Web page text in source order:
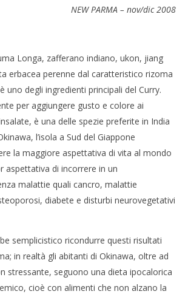
NEW PARMA – nov/dic 2008
Longa, zafferano indiano, ukon, jiang
erbacea perenne dal caratteristico rizoma
uno degli ingredienti principali del Curry.
per aggiungere gusto e colore ai
è una delle spezie preferite in India
l’isola a Sud del Giappone
la maggiore aspettativa di vita al mondo
aspettativa di incorrere in un
malattie quali cancro, malattie
diabete e disturbi neurovegetativi
semplicistico ricondurre questi risultati
in realtà gli abitanti di Okinawa, oltre ad
stressante, seguono una dieta ipocalorica
cioè con alimenti che non alzano la